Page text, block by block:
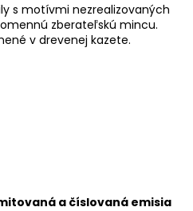
s motívmi nezrealizovaných
zberateľskú mincu.
v drevenej kazete.
a číslovaná emisia